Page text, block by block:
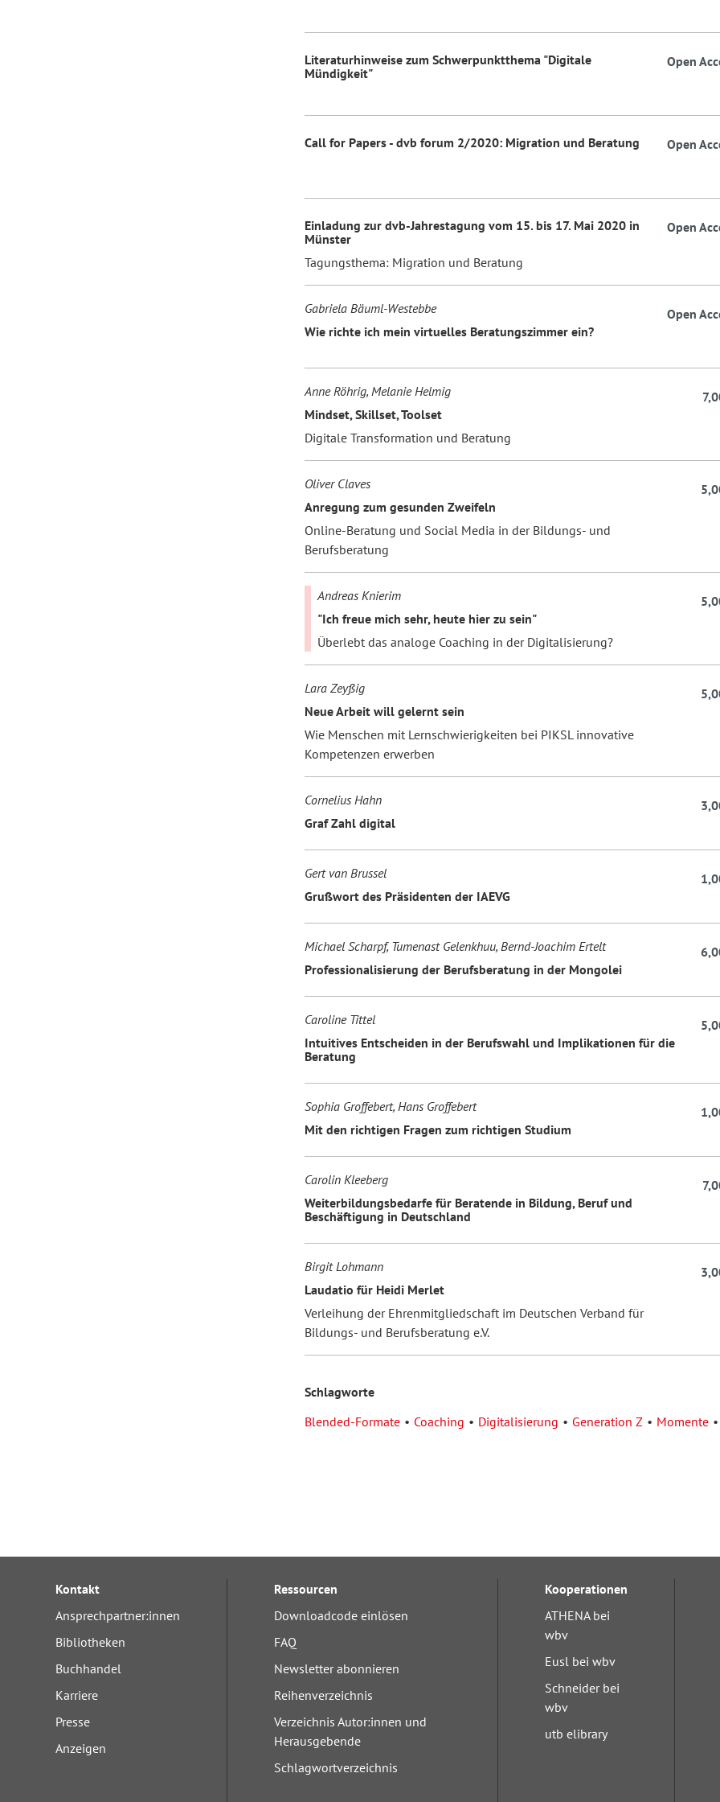
Literaturhinweise zum Schwerpunktthema "Digitale
Mündigkeit"
Open
Call for Papers - dvb forum 2/2020: Migration und Beratung Open
Einladung zur dvb-Jahrestagung vom 15. bis 17. Mai 2020 in
Münster
Tagungsthema: Migration und Beratung
Open
Gabriela Bäuml-Westebbe
Wie richte ich mein virtuelles Beratungszimmer ein?
Open
Anne Röhrig, Melanie Helmig
Mindset, Skillset, Toolset
Digitale Transformation und Beratung
Oliver Claves
Anregung zum gesunden Zweifeln
Online-Beratung und Social Media in der Bildungs- und
Berufsberatung
Andreas Knierim
"Ich freue mich sehr, heute hier zu sein"
Überlebt das analoge Coaching in der Digitalisierung?
Lara Zeyßig
Neue Arbeit will gelernt sein
Wie Menschen mit Lernschwierigkeiten bei PIKSL innovative
Kompetenzen erwerben
Cornelius Hahn
Graf Zahl digital
Gert van Brussel
Grußwort des Präsidenten der IAEVG
Michael Scharpf, Tumenast Gelenkhuu, Bernd-Joachim Ertelt
Professionalisierung der Berufsberatung in der Mongolei
Caroline Tittel
Intuitives Entscheiden in der Berufswahl und Implikationen für die
Beratung
Sophia Groffebert, Hans Groffebert
Mit den richtigen Fragen zum richtigen Studium
Carolin Kleeberg
Weiterbildungsbedarfe für Beratende in Bildung, Beruf und
Beschäftigung in Deutschland
Birgit Lohmann
Laudatio für Heidi Merlet
Verleihung der Ehrenmitgliedschaft im Deutschen Verband für
Bildungs- und Berufsberatung e.V.
Schlagworte
Blended-Formate
Coaching Digitalisierung Generation Z Momente
Kontakt
Ansprechpartner:innen
Bibliotheken
Buchhandel
Karriere
Presse
Anzeigen
Ressourcen
Downloadcode einlösen
FAQ
Newsletter abonnieren
Reihenverzeichnis
Verzeichnis Autor:innen und
Herausgebende
Schlagwortverzeichnis
Kooperationen
ATHENA bei
wbv
Eusl bei wbv
Schneider bei
wbv
utb elibrary